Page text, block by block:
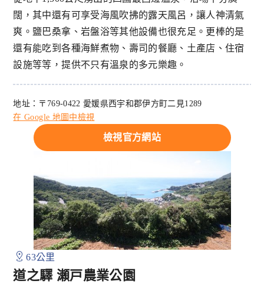
闊，其中還有可享受海風吹拂的露天風呂，讓人神清氣
爽。鹽巴桑拿、岩盤浴等其他設備也很充足。更棒的是
還有能吃到各種海鮮煮物、壽司的餐廳、土產店、住宿
設施等等，提供不只有溫泉的多元樂趣。
地址：〒769-0422 愛媛県西宇和郡伊方町二見1289
在 Google 地圖中檢視
檢視官方網站
63公里
道之驛 瀬戸農業公園